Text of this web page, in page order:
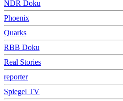
NDR Doku
Phoenix
Quarks
RBB Doku
Real Stories
reporter
Spiegel TV